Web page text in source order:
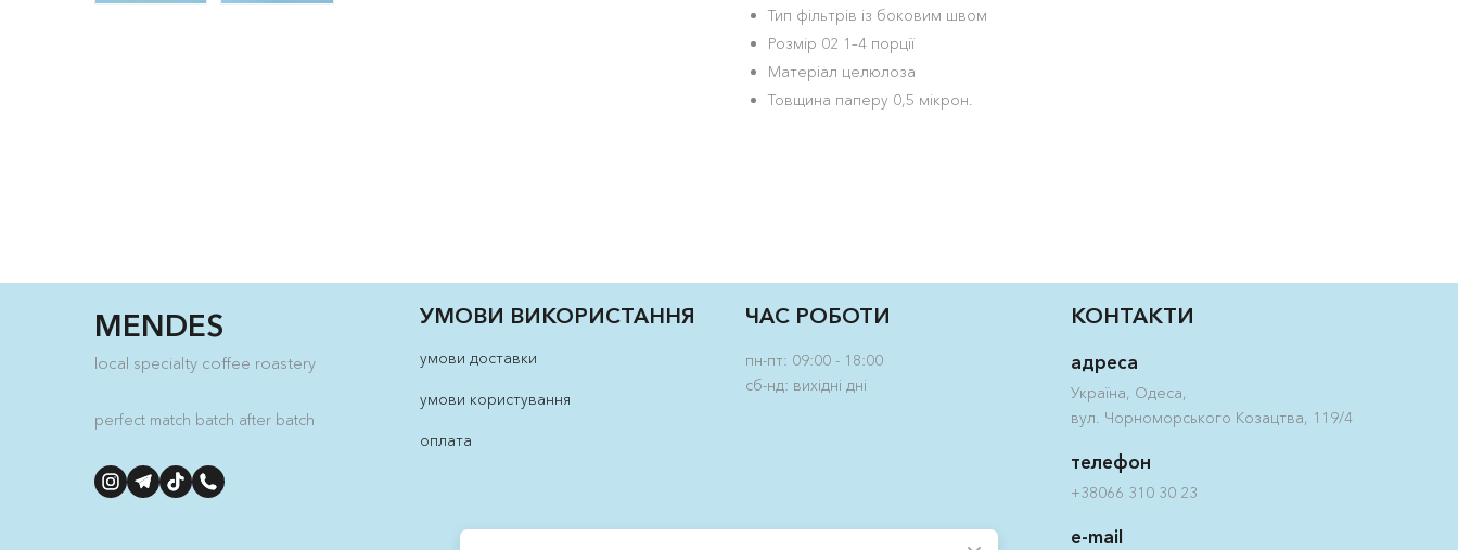
Тип фільтрів із боковим швом
Розмір 02 1–4 порції
Матеріал целюлоза
Товщина паперу 0,5 мікрон.
MENDES
local specialty coffee roastery
perfect match batch after batch
УМОВИ ВИКОРИСТАННЯ
умови доставки
умови користування
оплата
ЧАС РОБОТИ
пн-пт: 09:00 - 18:00
сб-нд: вихідні дні
КОНТАКТИ
адреса
Україна, Одеса,
вул. Чорноморського Козацтва, 119/4
телефон
+38066 310 30 23
e-mail